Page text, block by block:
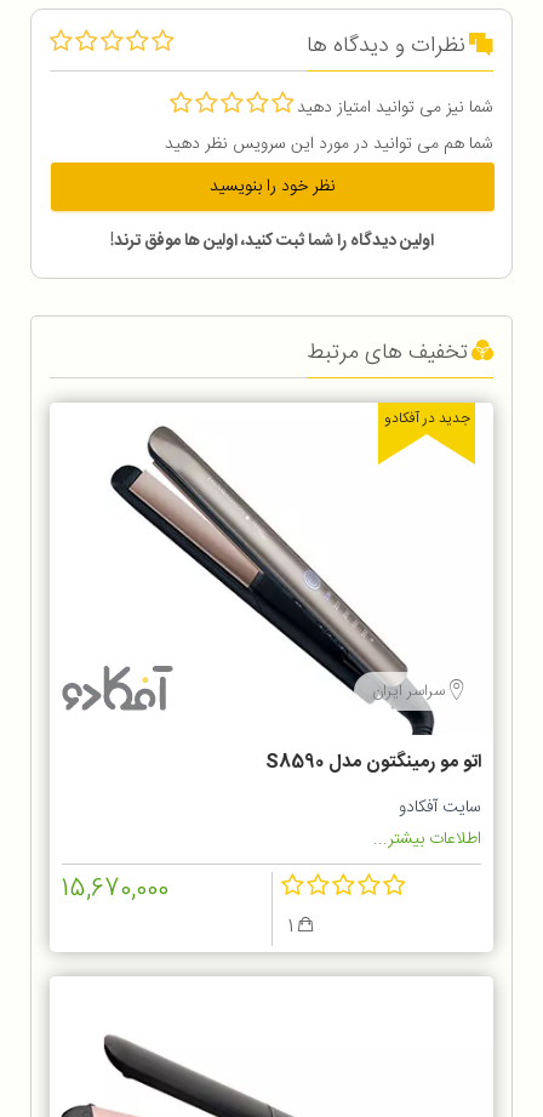
نظرات و دیدگاه ها
شما نیز می توانید امتیاز دهید
شما هم می توانید در مورد این سرویس نظر دهید
نظر خود را بنویسید
اولین دیدگاه را شما ثبت کنید، اولین ها موفق ترند!
تخفیف های مرتبط
جدید در آفکادو
سراسر ایران
اتو مو رمینگتون مدل S8590
سایت آفکادو
اطلاعات بیشتر...
15,670,000